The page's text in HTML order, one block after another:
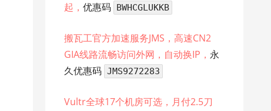
起， 优惠码 BWHCGLUKKB
搬瓦工官方加速服务JMS，高速CN2
GIA线路流畅访问外网，自动换IP， 永
久优惠码 JMS9272283
Vultr全球17个机房可选，月付2.5刀